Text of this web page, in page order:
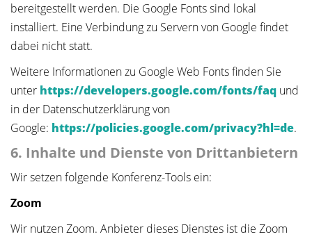
bereitgestellt werden. Die Google Fonts sind lokal
installiert. Eine Verbindung zu Servern von Google findet
dabei nicht statt.
Weitere Informationen zu Google Web Fonts finden Sie
unter https://developers.google.com/fonts/faq und
in der Datenschutzerklärung von
Google: https://policies.google.com/privacy?hl=de.
6. Inhalte und Dienste von Drittanbietern
Wir setzen folgende Konferenz-Tools ein:
Zoom
Wir nutzen Zoom. Anbieter dieses Dienstes ist die Zoom